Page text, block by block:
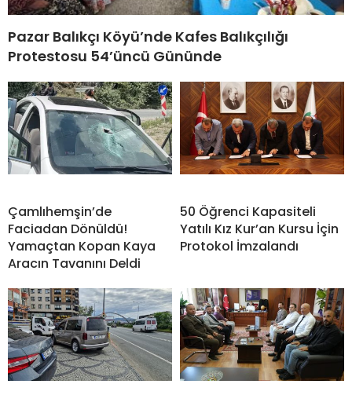
Pazar Balıkçı Köyü’nde Kafes Balıkçılığı
Protestosu 54’üncü Gününde
Çamlıhemşin’de
Faciadan Dönüldü!
Yamaçtan Kopan Kaya
Aracın Tavanını Deldi
50 Öğrenci Kapasiteli
Yatılı Kız Kur’an Kursu İçin
Protokol İmzalandı